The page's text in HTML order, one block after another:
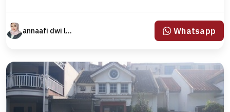
annaafi dwi lestari Whatsapp